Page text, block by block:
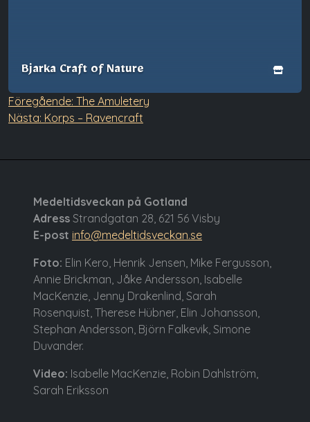
Bjarka Craft of Nature
Inläggsnavigering
Föregående: The Amuletery
Nästa: Korps – Ravencraft
Medeltidsveckan på Gotland
Adress Strandgatan 28, 621 56 Visby
E-post info@medeltidsveckan.se
Foto: Elin Kero, Henrik Jensen, Mike Fergusson,
Annie Brickman, Jåke Andersson, Isabelle
MacKenzie, Jenny Drakenlind, Sarah
Rosenquist, Therese Hübner, Elin Johansson,
Stephan Andersson, Björn Falkevik, Simone
Duvander.
Video: Isabelle MacKenzie, Robin Dahlström,
Sarah Eriksson